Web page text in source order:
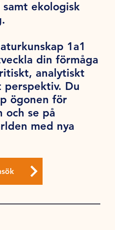
samt ekologisk
1a1
din förmåga
analytiskt
perspektiv. Du
ögonen för
och se på
med nya